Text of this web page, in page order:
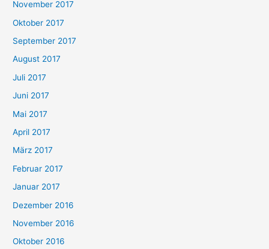
November 2017
Oktober 2017
September 2017
August 2017
Juli 2017
Juni 2017
Mai 2017
April 2017
März 2017
Februar 2017
Januar 2017
Dezember 2016
November 2016
Oktober 2016